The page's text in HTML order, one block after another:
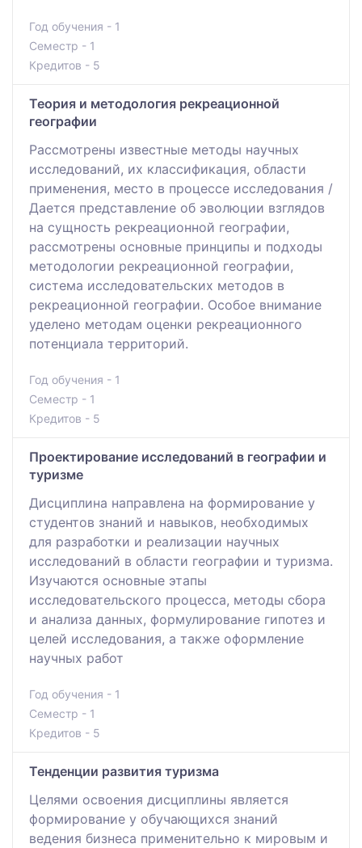
Год обучения - 1
Семестр - 1
Кредитов - 5
Теория и методология рекреационной
географии
Рассмотрены известные методы научных
исследований, их классификация, области
применения, место в процессе исследования /
Дается представление об эволюции взглядов
на сущность рекреационной географии,
рассмотрены основные принципы и подходы
методологии рекреационной географии,
система исследовательских методов в
рекреационной географии. Особое внимание
уделено методам оценки рекреационного
потенциала территорий.
Год обучения - 1
Семестр - 1
Кредитов - 5
Проектирование исследований в географии и
туризме
Дисциплина направлена на формирование у
студентов знаний и навыков, необходимых
для разработки и реализации научных
исследований в области географии и туризма.
Изучаются основные этапы
исследовательского процесса, методы сбора
и анализа данных, формулирование гипотез и
целей исследования, а также оформление
научных работ
Год обучения - 1
Семестр - 1
Кредитов - 5
Тенденции развития туризма
Целями освоения дисциплины является
формирование у обучающихся знаний
ведения бизнеса применительно к мировым и